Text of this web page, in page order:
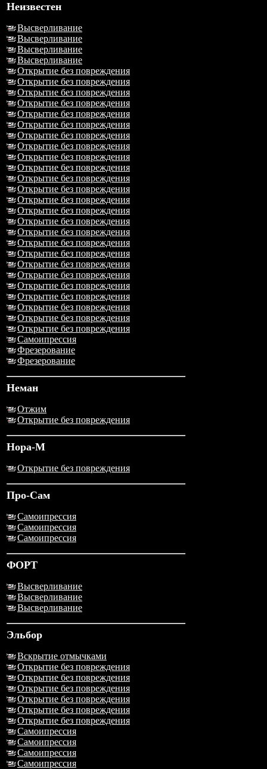
Неизвестен
Высверливание
Высверливание
Высверливание
Высверливание
Открытие без повреждения
Открытие без повреждения
Открытие без повреждения
Открытие без повреждения
Открытие без повреждения
Открытие без повреждения
Открытие без повреждения
Открытие без повреждения
Открытие без повреждения
Открытие без повреждения
Открытие без повреждения
Открытие без повреждения
Открытие без повреждения
Открытие без повреждения
Открытие без повреждения
Открытие без повреждения
Открытие без повреждения
Открытие без повреждения
Открытие без повреждения
Открытие без повреждения
Открытие без повреждения
Открытие без повреждения
Открытие без повреждения
Открытие без повреждения
Открытие без повреждения
Самоипрессия
Фрезерование
Фрезерование
Неман
Отжим
Открытие без повреждения
Нора-М
Открытие без повреждения
Про-Сам
Самоипрессия
Самоипрессия
Самоипрессия
ФОРТ
Высверливание
Высверливание
Высверливание
Эльбор
Вскрытие отмычками
Открытие без повреждения
Открытие без повреждения
Открытие без повреждения
Открытие без повреждения
Открытие без повреждения
Открытие без повреждения
Самоипрессия
Самоипрессия
Самоипрессия
Самоипрессия